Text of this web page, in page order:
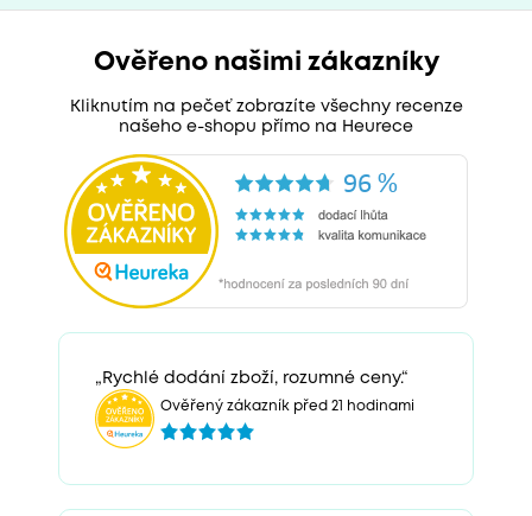
Ověřeno našimi zákazníky
Kliknutím na pečeť zobrazíte všechny recenze
našeho e-shopu přímo na Heurece
„Rychlé dodání zboží, rozumné ceny.“
Ověřený zákazník před 21 hodinami